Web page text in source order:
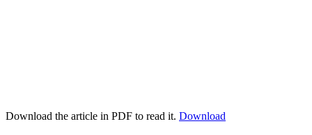
Download the article in PDF to read it. Download